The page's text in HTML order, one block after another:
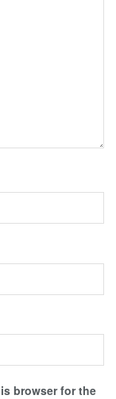
browser for the